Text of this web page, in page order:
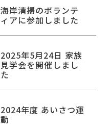
海岸清掃のボランテ
ィアに参加しました
2025年5月24日 家族
見学会を開催しまし
た
2024年度 あいさつ運
動